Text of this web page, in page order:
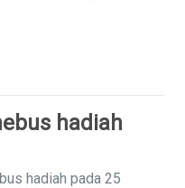
hadiah
hadiah pada 25